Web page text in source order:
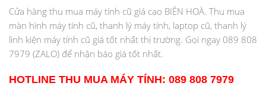
Cửa hàng thu mua máy tính cũ giá cao BIÊN HOÀ. Thu mua
màn hình máy tính cũ, thanh lý máy tính, laptop cũ, thanh lý
linh kiện máy tính cũ giá tốt nhất thị trường. Gọi ngay 089 808
7979 (ZALO) để nhận báo giá tốt nhất.
HOTLINE THU MUA MÁY TÍNH: 089 808 7979